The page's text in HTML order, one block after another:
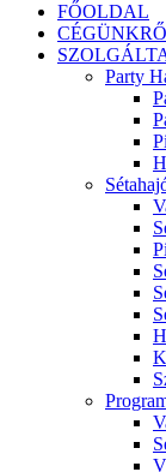
FŐOLDAL
Party